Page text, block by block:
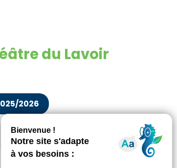
du Lavoir
2026